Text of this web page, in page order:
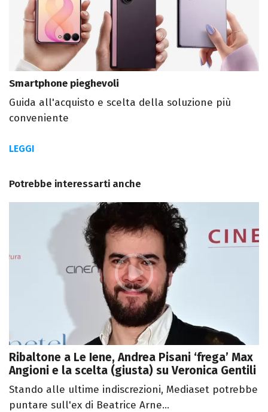
Smartphone pieghevoli
Guida all'acquisto e scelta della soluzione più
conveniente
LEGGI
Potrebbe interessarti anche
Ribaltone a Le Iene, Andrea Pisani ‘frega’ Max
Angioni e la scelta (giusta) su Veronica Gentili
Stando alle ultime indiscrezioni, Mediaset potrebbe
puntare sull'ex di Beatrice Arne...